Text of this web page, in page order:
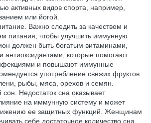
активных видов спорта, например,
или йогой.
Важно следить за качеством и
питания, чтобы улучшить иммунную
должен быть богатым витаминами,
антиоксидантами, которые помогают
и повышают иммунные
употребление свежих фруктов
рыбы, мяса, орехов и семян.
Недостаток сна оказывает
на иммунную систему и может
ее защитных функций. Женщинам
себе достаточное количество сна,